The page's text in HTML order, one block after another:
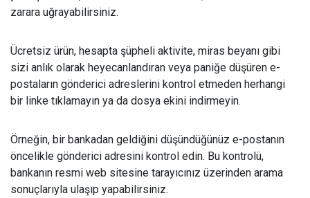
zarara uğrayabilirsiniz.
Ücretsiz ürün, hesapta şüpheli aktivite, miras beyanı gibi
sizi anlık olarak heyecanlandıran veya paniğe düşüren e-
postaların gönderici adreslerini kontrol etmeden herhangi
bir linke tıklamayın ya da dosya ekini indirmeyin.
Örneğin, bir bankadan geldiğini düşündüğünüz e-postanın
öncelikle gönderici adresini kontrol edin. Bu kontrolü,
bankanın resmi web sitesine tarayıcınız üzerinden arama
sonuçlarıyla ulaşıp yapabilirsiniz.